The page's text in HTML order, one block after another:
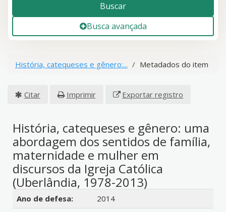
Buscar
Busca avançada
História, catequeses e gênero:... Metadados do item
Citar Imprimir Exportar registro
História, catequeses e gênero: uma
abordagem dos sentidos de família,
maternidade e mulher em
discursos da Igreja Católica
(Uberlândia, 1978-2013)
Detalhes bibliográficos
Ano de defesa:
2014